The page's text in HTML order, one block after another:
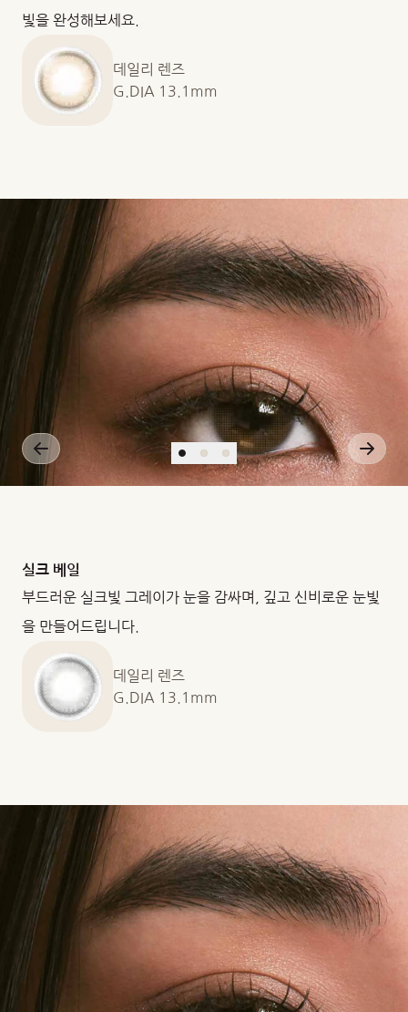
빛을 완성해보세요.
데일리 렌즈
G.DIA 13.1mm
실크 베일
부드러운 실크빛 그레이가 눈을 감싸며, 깊고 신비로운 눈빛
을 만들어드립니다.
데일리 렌즈
G.DIA 13.1mm